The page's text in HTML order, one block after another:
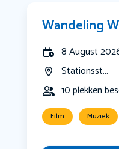
Wandeling
8 August
Stationsst...
10 plekken
Film Muziek